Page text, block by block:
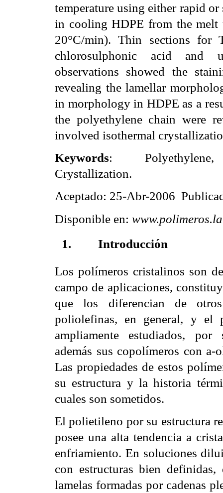
temperature using either rapid
in cooling HDPE from the melt
20°C/min). Thin sections for
chlorosulphonic acid and
observations showed the
revealing the lamellar
in morphology in HDPE as a
the polyethylene chain were
involved isothermal
Keywords:
Crystallization.
Aceptado: 25-Abr-2006
Disponible en:
1.
Introducción
Los polímeros cristalinos son
campo de aplicaciones,
que los diferencian de
poliolefinas, en general, y el
ampliamente estudiados,
además sus copolímeros con
Las propiedades de estos
su estructura y la historia
cuales son sometidos.
El polietileno por su estructura
posee una alta tendencia a
enfriamiento. En soluciones
con estructuras bien definidas,
lamelas formadas por cadenas